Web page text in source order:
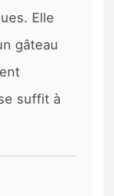
Elle
gâteau
suffit à